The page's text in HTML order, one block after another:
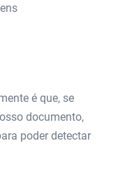
é que, se
documento,
poder detectar